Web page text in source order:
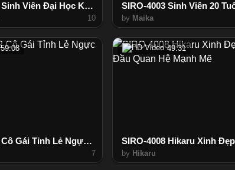
SIRO-3973 Sinh Viên Đại Học Khoa Học Lần Đầu Làm Tình
10 by Maika
59:08
SIRO-4012 Cô Gái Tỉnh Lẻ Ngực To Lần Đầu
7
49:31
by Hikaru